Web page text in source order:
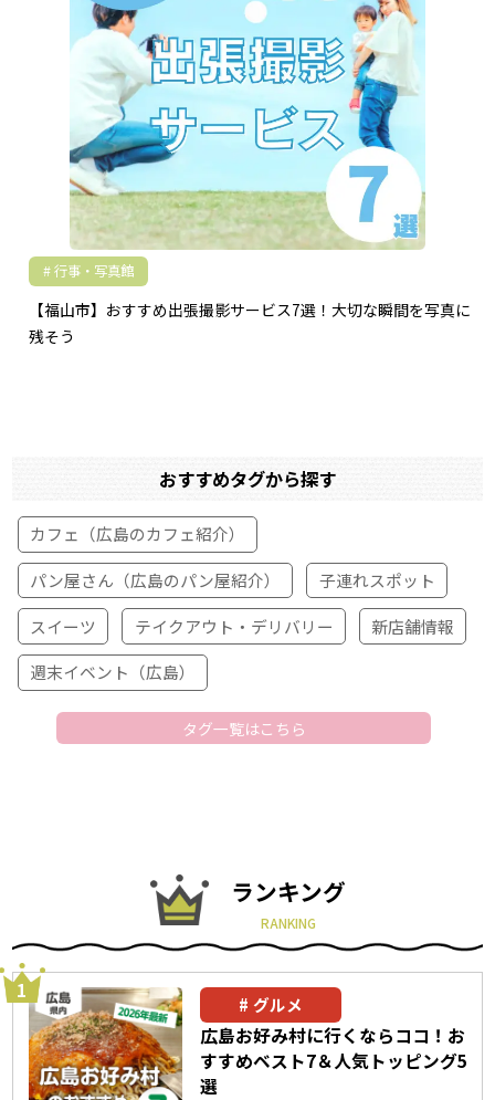
行事・写真館
【福山市】おすすめ出張撮影サービス7選！大切な瞬間を写真に
残そう
おすすめタグから探す
カフェ（広島のカフェ紹介）
パン屋さん（広島のパン屋紹介）
子連れスポット
スイーツ
テイクアウト・デリバリー
新店舗情報
週末イベント（広島）
タグ一覧はこちら
ランキング
RANKING
グルメ
広島お好み村に行くならココ！お
すすめベスト7＆人気トッピング5
選